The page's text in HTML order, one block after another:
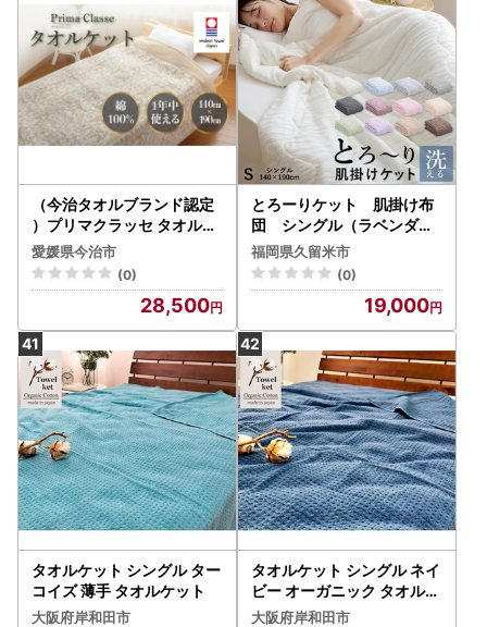
（今治タオルブランド認定
）プリマクラッセ タオルケ
ット 1枚 （ベージュ） [I00
3000KT1BE]
愛媛県今治市
(0)
28,500
とろーりケット 肌掛け布
団 シングル（ラベンダー
）_とろーりケット 肌掛け
布団 シングル キルトケット
洗える 140 × 190cm バッ
グ入り とろーり 柔らか 掛
け心地 衛生的 春 夏 秋 最適
レーヨン 吸湿性 ひんやり
ポリエステル マイクロ 長繊
維 ホコリ 出にくい 清潔 久
留米市 送料無料 〔Qc051-l
v〕
福岡県久留米市
(0)
19,000
タオルケット シングル ター
コイズ 薄手 タオルケット
大阪府岸和田市
タオルケット シングル ネイ
ビー オーガニック タオルケ
ット
大阪府岸和田市